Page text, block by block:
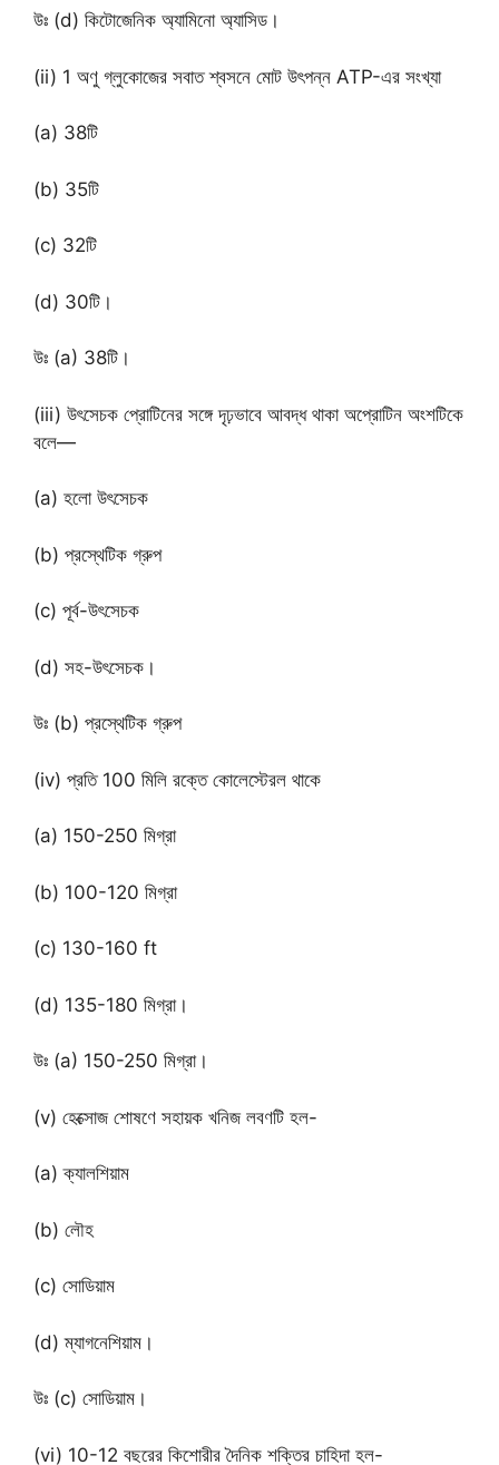
উঃ (d) কিটোজেনিক অ্যামিনো অ্যাসিড।
(ii) 1 অণু গ্লুকোজের সবাত শ্বসনে মোট উৎপন্ন ATP-এর সংখ্যা
(a) 38টি
(b) 35টি
(c) 32টি
(d) 30টি।
উঃ (a) 38টি।
(iii) উৎসেচক প্রোটিনের সঙ্গে দৃঢ়ভাবে আবদ্ধ থাকা অপ্রোটিন অংশটিকে
বলে—
(a) হলো উৎসেচক
(b) প্রস্থেটিক গ্রুপ
(c) পূর্ব-উৎসেচক
(d) সহ-উৎসেচক।
উঃ (b) প্রস্থেটিক গ্রুপ
(iv) প্রতি 100 মিলি রক্তে কোলেস্টেরল থাকে
(a) 150-250 মিগ্রা
(b) 100-120 মিগ্রা
(c) 130-160 ft
(d) 135-180 মিগ্রা।
উঃ (a) 150-250 মিগ্রা।
(v) হেক্সোজ শোষণে সহায়ক খনিজ লবণটি হল-
(a) ক্যালশিয়াম
(b) লৌহ
(c) সোডিয়াম
(d) ম্যাগনেশিয়াম।
উঃ (c) সোডিয়াম।
(vi) 10-12 বছরের কিশোরীর দৈনিক শক্তির চাহিদা হল-